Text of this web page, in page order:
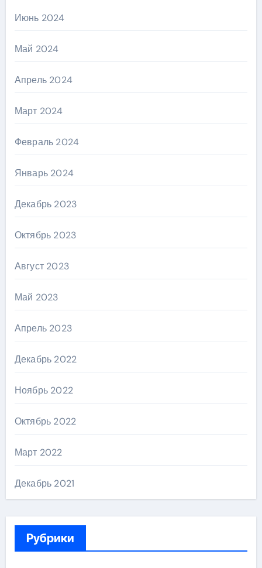
Июнь 2024
Май 2024
Апрель 2024
Март 2024
Февраль 2024
Январь 2024
Декабрь 2023
Октябрь 2023
Август 2023
Май 2023
Апрель 2023
Декабрь 2022
Ноябрь 2022
Октябрь 2022
Март 2022
Декабрь 2021
Рубрики